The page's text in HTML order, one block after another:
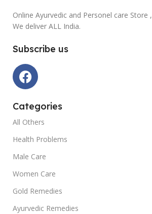
Online Ayurvedic and Personel care Store ,
We deliver ALL India.
Subscribe us
Categories
All Others
Health Problems
Male Care
Women Care
Gold Remedies
Ayurvedic Remedies